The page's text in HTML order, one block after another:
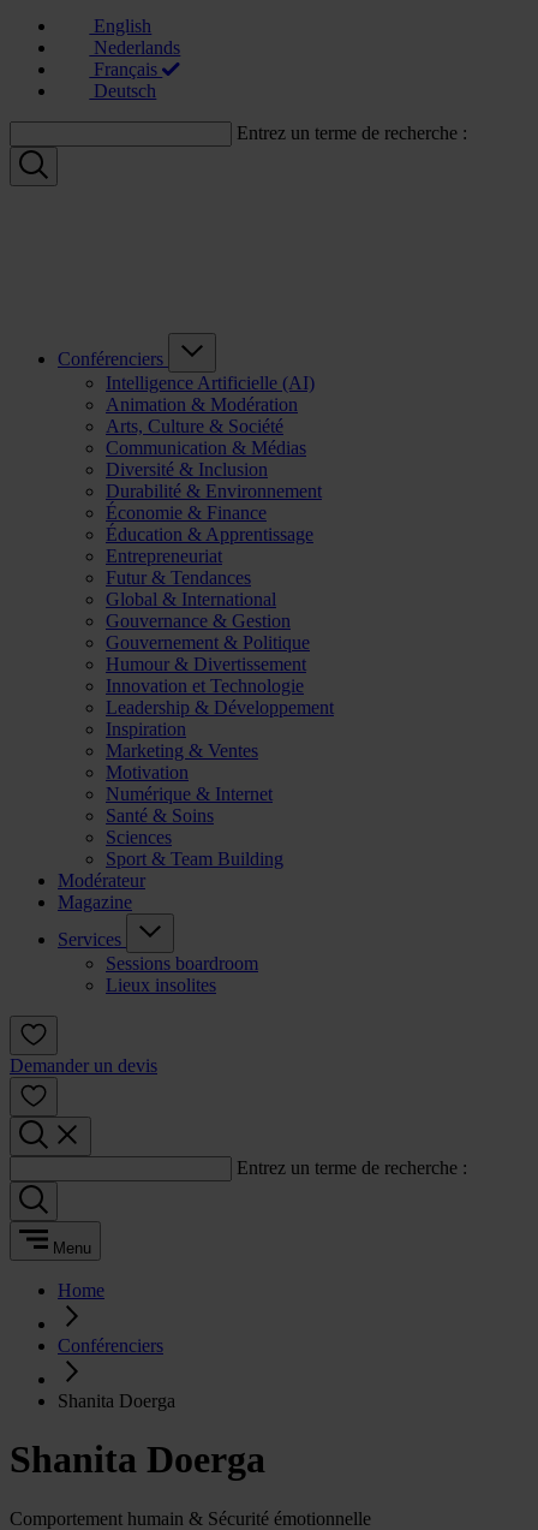
English
Nederlands
Français
Deutsch
Entrez un terme de recherche :
Conférenciers
Intelligence Artificielle (AI)
Animation & Modération
Arts, Culture & Société
Communication & Médias
Diversité & Inclusion
Durabilité & Environnement
Économie & Finance
Éducation & Apprentissage
Entrepreneuriat
Futur & Tendances
Global & International
Gouvernance & Gestion
Gouvernement & Politique
Humour & Divertissement
Innovation et Technologie
Leadership & Développement
Inspiration
Marketing & Ventes
Motivation
Numérique & Internet
Santé & Soins
Sciences
Sport & Team Building
Modérateur
Magazine
Services
Sessions boardroom
Lieux insolites
Demander un devis
Entrez un terme de recherche :
Menu
Home
Conférenciers
Shanita Doerga
Shanita Doerga
Comportement humain & Sécurité émotionnelle